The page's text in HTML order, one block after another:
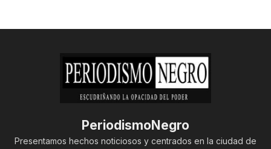
PeriodismoNegro
Presentamos hechos noticiosos y centrados en la ciudad de